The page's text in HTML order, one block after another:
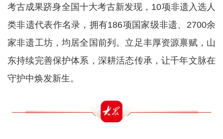
考古成果跻身全国十大考古新发现，10项非遗入选人
类非遗代表作名录，拥有186项国家级非遗、2700余
家非遗工坊，均居全国前列。立足丰厚资源禀赋，山
东持续完善保护体系，深耕活态传承，让千年文脉在
守护中焕发新生。